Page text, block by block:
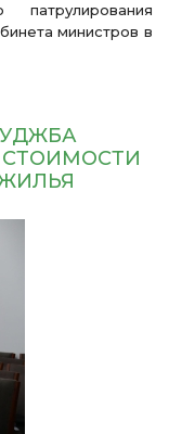
патрулирования
министров в